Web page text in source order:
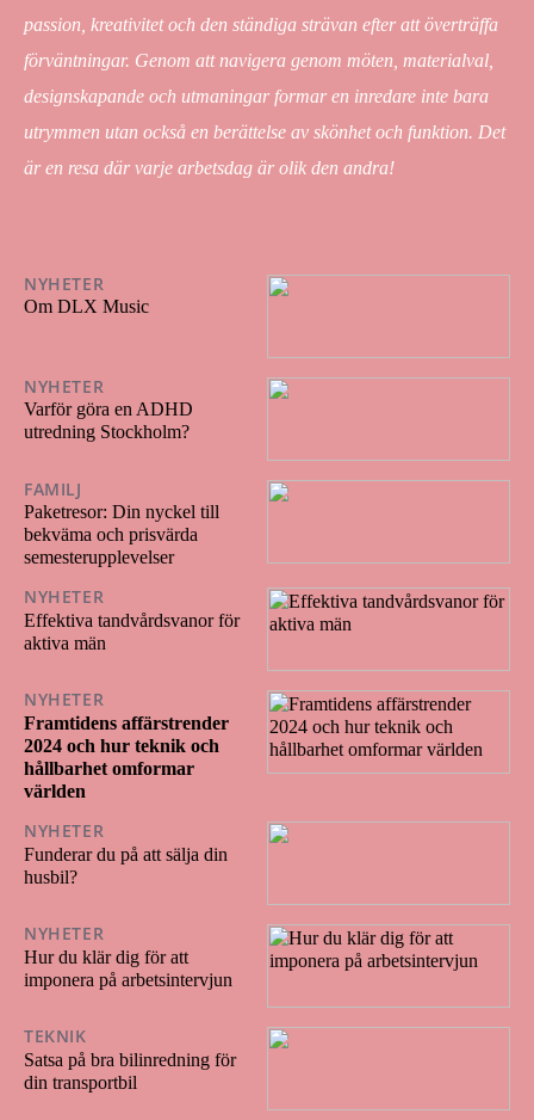
passion, kreativitet och den ständiga strävan efter att överträffa
förväntningar. Genom att navigera genom möten, materialval,
designskapande och utmaningar formar en inredare inte bara
utrymmen utan också en berättelse av skönhet och funktion. Det
är en resa där varje arbetsdag är olik den andra!
NYHETER
Om DLX Music
NYHETER
Varför göra en ADHD
utredning Stockholm?
FAMILJ
Paketresor: Din nyckel till
bekväma och prisvärda
semesterupplevelser
NYHETER
Effektiva tandvårdsvanor för
aktiva män
NYHETER
Framtidens affärstrender
2024 och hur teknik och
hållbarhet omformar
världen
NYHETER
Funderar du på att sälja din
husbil?
NYHETER
Hur du klär dig för att
imponera på arbetsintervjun
TEKNIK
Satsa på bra bilinredning för
din transportbil